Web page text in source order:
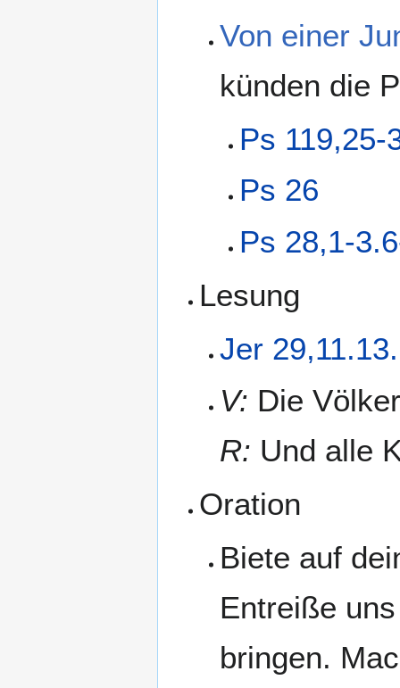
Von einer
künden die
Ps 119,25-
Ps 26
Ps 28,1-
Lesung
Jer
V: Die
R: Und alle
Oration
Biete auf
Entreiße
bringen.